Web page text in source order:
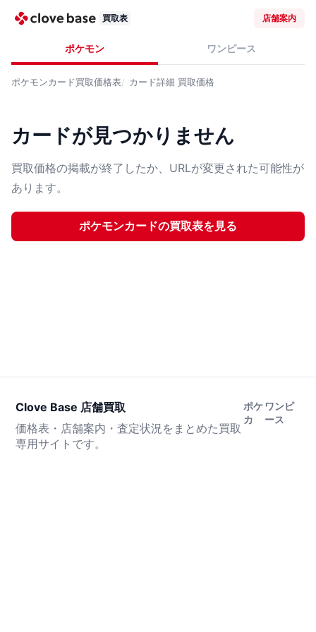
買取表 店舗案内
ポケモン ワンピース
ポケモンカード買取価格表 カード詳細 買取価格
カードが見つかりません
買取価格の掲載が終了したか、URLが変更された可能性が
あります。
ポケモンカードの買取表を見る
Clove Base 店舗買取
価格表・店舗案内・査定状況をまとめた買取
専用サイトです。
ポケ
カ
ワンピ
ース